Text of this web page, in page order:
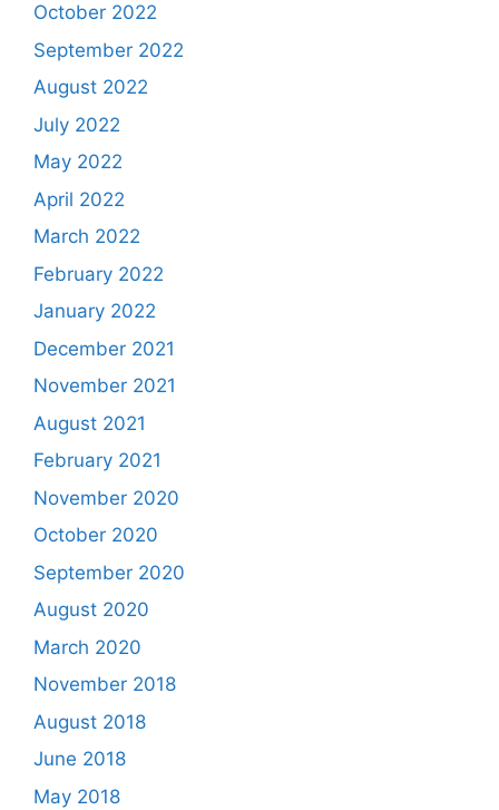
October 2022
September 2022
August 2022
July 2022
May 2022
April 2022
March 2022
February 2022
January 2022
December 2021
November 2021
August 2021
February 2021
November 2020
October 2020
September 2020
August 2020
March 2020
November 2018
August 2018
June 2018
May 2018